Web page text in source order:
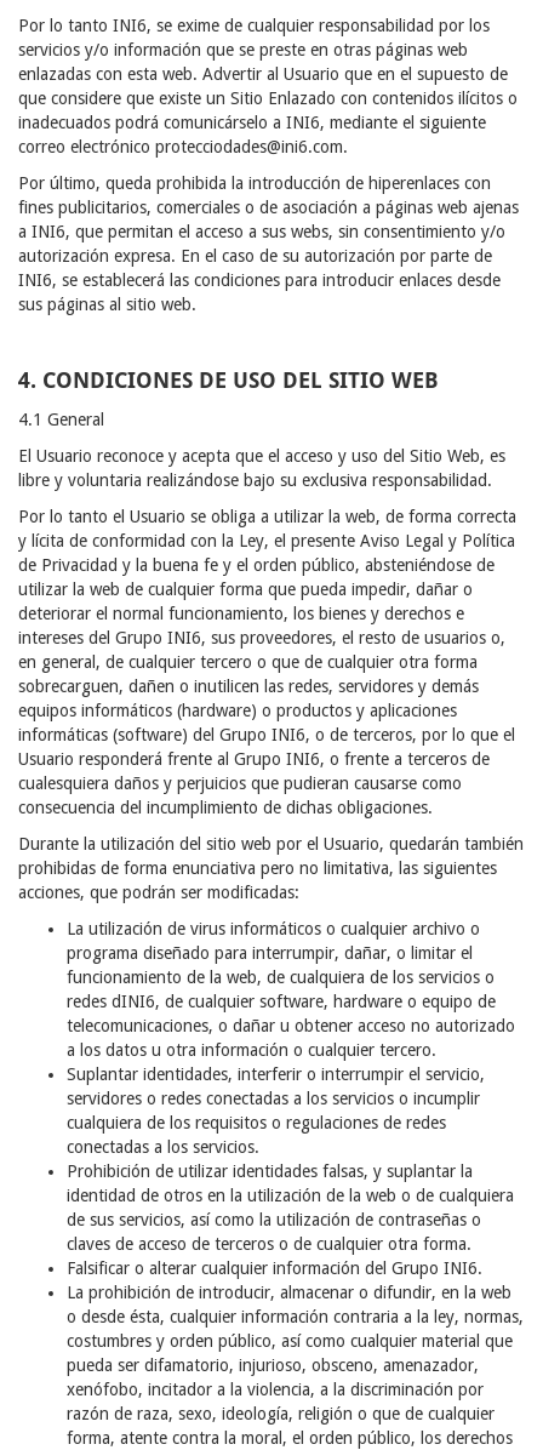
Por lo tanto INI6, se exime de cualquier responsabilidad por los
servicios y/o información que se preste en otras páginas web
enlazadas con esta web. Advertir al Usuario que en el supuesto de
que considere que existe un Sitio Enlazado con contenidos ilícitos o
inadecuados podrá comunicárselo a INI6, mediante el siguiente
correo electrónico protecciodades@ini6.com.
Por último, queda prohibida la introducción de hiperenlaces con
fines publicitarios, comerciales o de asociación a páginas web ajenas
a INI6, que permitan el acceso a sus webs, sin consentimiento y/o
autorización expresa. En el caso de su autorización por parte de
INI6, se establecerá las condiciones para introducir enlaces desde
sus páginas al sitio web.
4.1 General
El Usuario reconoce y acepta que el acceso y uso del Sitio Web, es
libre y voluntaria realizándose bajo su exclusiva responsabilidad.
Por lo tanto el Usuario se obliga a utilizar la web, de forma correcta
y lícita de conformidad con la Ley, el presente Aviso Legal y Política
de Privacidad y la buena fe y el orden público, absteniéndose de
utilizar la web de cualquier forma que pueda impedir, dañar o
deteriorar el normal funcionamiento, los bienes y derechos e
intereses del Grupo INI6, sus proveedores, el resto de usuarios o,
en general, de cualquier tercero o que de cualquier otra forma
sobrecarguen, dañen o inutilicen las redes, servidores y demás
equipos informáticos (hardware) o productos y aplicaciones
informáticas (software) del Grupo INI6, o de terceros, por lo que el
Usuario responderá frente al Grupo INI6, o frente a terceros de
cualesquiera daños y perjuicios que pudieran causarse como
consecuencia del incumplimiento de dichas obligaciones.
Durante la utilización del sitio web por el Usuario, quedarán también
prohibidas de forma enunciativa pero no limitativa, las siguientes
acciones, que podrán ser modificadas:
La utilización de virus informáticos o cualquier archivo o
programa diseñado para interrumpir, dañar, o limitar el
funcionamiento de la web, de cualquiera de los servicios o
redes dINI6, de cualquier software, hardware o equipo de
telecomunicaciones, o dañar u obtener acceso no autorizado
a los datos u otra información o cualquier tercero.
Suplantar identidades, interferir o interrumpir el servicio,
servidores o redes conectadas a los servicios o incumplir
cualquiera de los requisitos o regulaciones de redes
conectadas a los servicios.
Prohibición de utilizar identidades falsas, y suplantar la
identidad de otros en la utilización de la web o de cualquiera
de sus servicios, así como la utilización de contraseñas o
claves de acceso de terceros o de cualquier otra forma.
Falsificar o alterar cualquier información del Grupo INI6.
La prohibición de introducir, almacenar o difundir, en la web
o desde ésta, cualquier información contraria a la ley, normas,
costumbres y orden público, así como cualquier material que
pueda ser difamatorio, injurioso, obsceno, amenazador,
xenófobo, incitador a la violencia, a la discriminación por
razón de raza, sexo, ideología, religión o que de cualquier
forma, atente contra la moral, el orden público, los derechos